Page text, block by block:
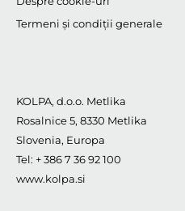
Termeni și condiții generale
KOLPA, d.o.o. Metlika
Rosalnice 5, 8330 Metlika
Slovenia, Europa
Tel: + 386 7 36 92 100
www.kolpa.si